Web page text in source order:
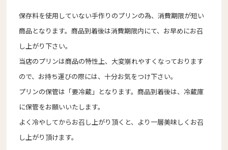
保存料を使用していない手作りのプリンの為、消費期限が短い
商品となります。商品到着後は消費期限内にて、お早めにお召
し上がり下さい。
当店のプリンは商品の特性上、大変崩れやすくなっております
ので、お持ち運びの際には、十分お気をつけ下さい。
プリンの保管は「要冷蔵」となります。商品到着後は、冷蔵庫
に保管をお願いいたします。
よく冷やしてからお召し上がり頂くと、より一層美味しくお召
し上がり頂けます。